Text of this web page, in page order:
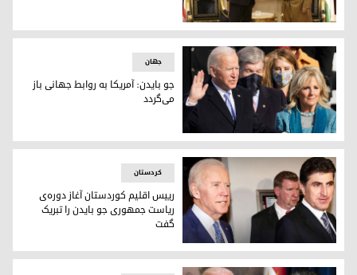
پرزیدنت بارزانی آغاز دوره‌ی ریاست جمهوری جو باید را تبریک گفت
جو بایدن زمام امور آمریکا را در ‌دست گرفت
جهان
جو بایدن: آمریکا به روابط جهانی باز
می‌گردد
رییس اقلیم کوردستان آغاز دوره‌ی ریاست جمهوری جو بایدن را
کردستان
رییس اقلیم کوردستان آغاز دوره‌ی
ریاست جمهوری جو بایدن را تبریک
گفت